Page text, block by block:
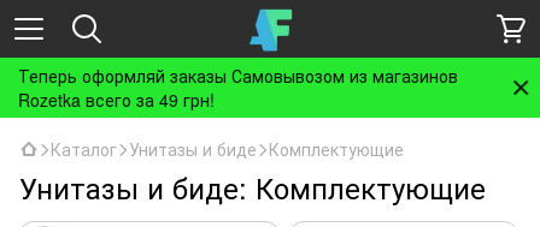
Теперь оформляй заказы Самовывозом из магазинов
Rozetka всего за 49 грн!
Каталог Унитазы и биде Комплектующие
Унитазы и биде: Комплектующие